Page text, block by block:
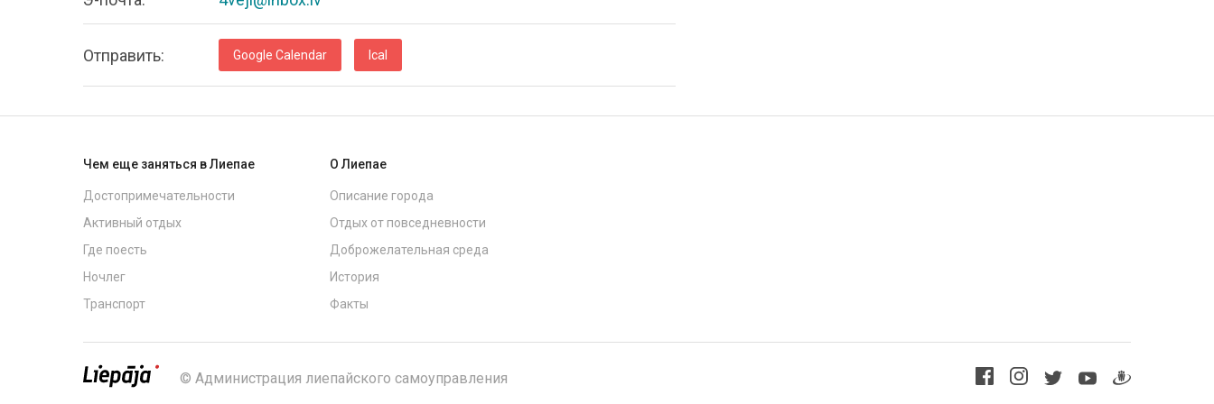
Oтправить: Google Calendar Ical
Чем еще заняться в Лиепае
Достопримечательности
Активный отдых
Где поесть
Ночлег
Транспорт
О Лиепае
Описание города
Отдых от повседневности
Доброжелательная среда
История
Факты
© Администрация лиепайского самоуправления